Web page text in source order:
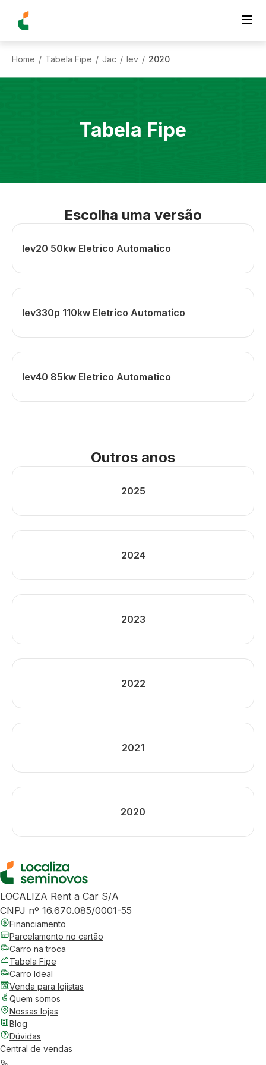
Home / Tabela Fipe / Jac / Iev / 2020
Tabela Fipe
Escolha uma versão
Iev20 50kw Eletrico Automatico
Iev330p 110kw Eletrico Automatico
Iev40 85kw Eletrico Automatico
Outros anos
2025
2024
2023
2022
2021
2020
LOCALIZA Rent a Car S/A
CNPJ nº 16.670.085/0001-55
Financiamento
Parcelamento no cartão
Carro na troca
Tabela Fipe
Carro Ideal
Venda para lojistas
Quem somos
Nossas lojas
Blog
Dúvidas
Central de vendas